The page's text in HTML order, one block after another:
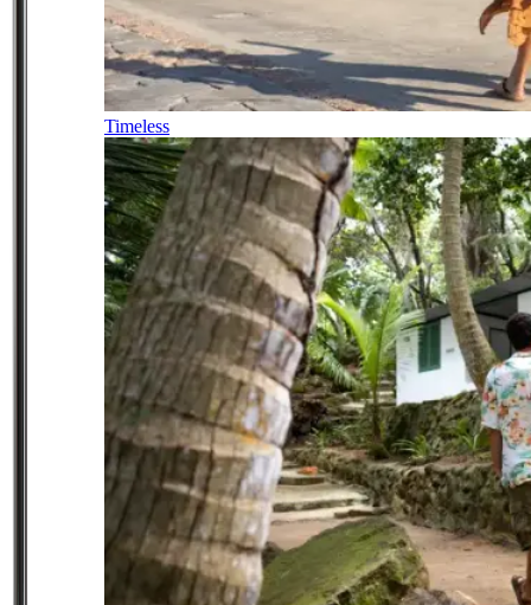
Timeless